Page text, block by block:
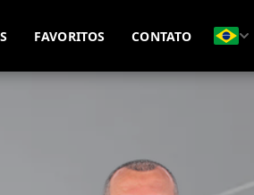
(51) 99815-8593 (51) 99695-7771
FAVORITOS CONTATO